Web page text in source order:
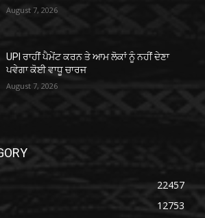
August 7, 2026
UPI ਰਾਹੀਂ ਪੈਮੇਂਟ ਕਰਨ ਤੇ ਆਮ ਲੋਕਾਂ ਨੂੰ ਨਹੀਂ ਦੇਣਾ
ਪਵੇਗਾ ਕੋਈ ਵਾਧੂ ਚਾਰਜ
August 7, 2026
22457
12753